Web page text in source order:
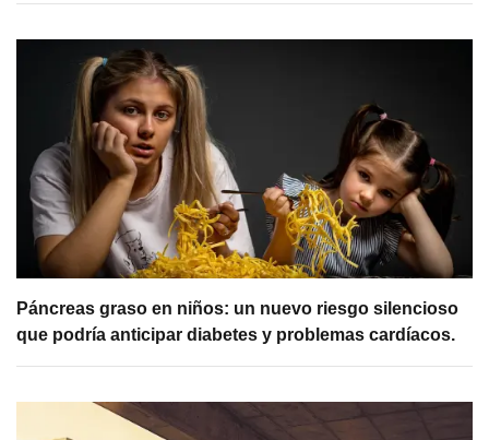
Páncreas graso en niños: un nuevo riesgo silencioso
que podría anticipar diabetes y problemas cardíacos.